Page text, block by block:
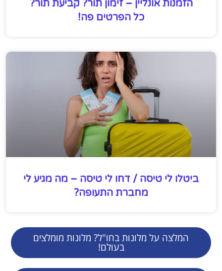
הזמנות אונליין – זימון תור? קביעת תור?
כל הפרטים פה!
ביטלו לי טיסה / דחו לי טיסה – מה מגיע לי
מחברת התעופה?
המלצה על מלונות בחו"ל? מלונות מומלצים
בעולם!